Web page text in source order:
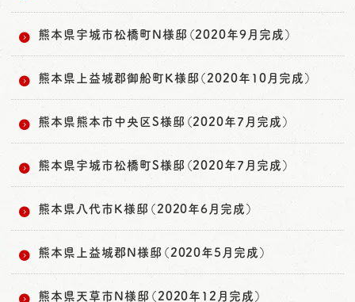
熊本県宇城市松橋町N様邸（2020年9月完成）
熊本県上益城郡御船町K様邸（2020年10月完成）
熊本県熊本市中央区S様邸（2020年7月完成）
熊本県宇城市松橋町S様邸（2020年7月完成）
熊本県八代市K様邸（2020年6月完成）
熊本県上益城郡N様邸（2020年5月完成）
熊本県天草市N様邸（2020年12月完成）